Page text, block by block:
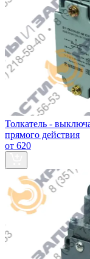
Толкатель -
прямого действия
от 620